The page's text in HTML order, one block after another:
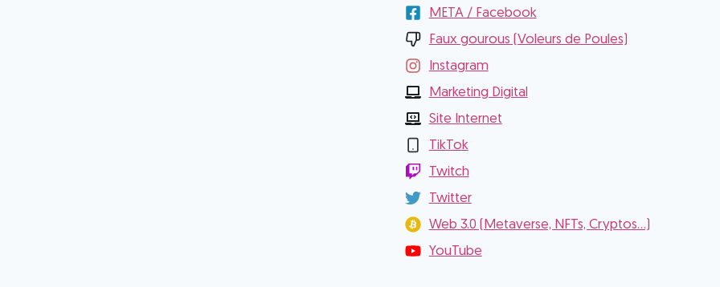
META / Facebook
Faux gourous (Voleurs de Poules)
Instagram
Marketing Digital
Site Internet
TikTok
Twitch
Twitter
Web 3.0 (Metaverse, NFTs, Cryptos...)
YouTube